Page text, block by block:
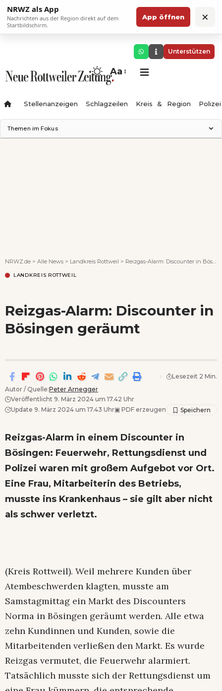
NRWZ als App
Nachrichten aus der Region direkt auf dem
Startbildschirm.
App öffnen ×
Unterstützen
Aa
Stellenanzeigen Schlagzeilen Kreis & Region Polizei
Themen im Fokus
NRWZ.de > Alle News > Landkreis Rottweil > Reizgas-Alarm: Discounter in Bösingen geräumt
LANDKREIS ROTTWEIL
Reizgas-Alarm: Discounter in
Bösingen geräumt
Autor / Quelle:Peter Arnegger
Veröffentlicht 9. März 2024 um 17.42 Uhr
Update 9. März 2024 um 17.43 Uhr▣ PDF erzeugen
Lesezeit 2 Min.
Reizgas-Alarm in einem Discounter in
Bösingen: Feuerwehr, Rettungsdienst und
Polizei waren mit großem Aufgebot vor Ort.
Eine Frau, Mitarbeiterin des Betriebs,
musste ins Krankenhaus – sie gilt aber nicht
als schwer verletzt.
(Kreis Rottweil). Weil mehrere Kunden über
Atembeschwerden klagten, musste am
Samstagmittag ein Markt des Discounters
Norma in Bösingen geräumt werden. Alle etwa
zehn Kundinnen und Kunden, sowie die
Mitarbeitenden verließen den Markt. Es wurde
Reizgas vermutet, die Feuerwehr alarmiert.
Tatsächlich musste sich der Rettungsdienst um